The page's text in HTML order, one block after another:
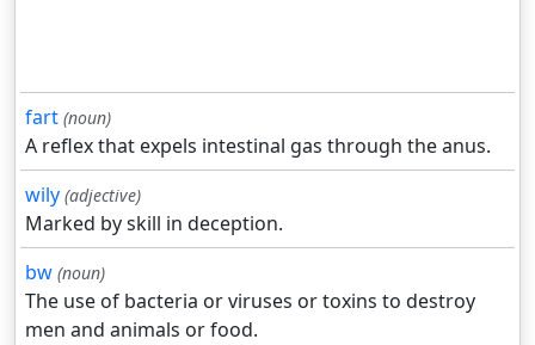
fart (noun)
A reflex that expels intestinal gas through the anus.
wily (adjective)
Marked by skill in deception.
bw (noun)
The use of bacteria or viruses or toxins to destroy
men and animals or food.